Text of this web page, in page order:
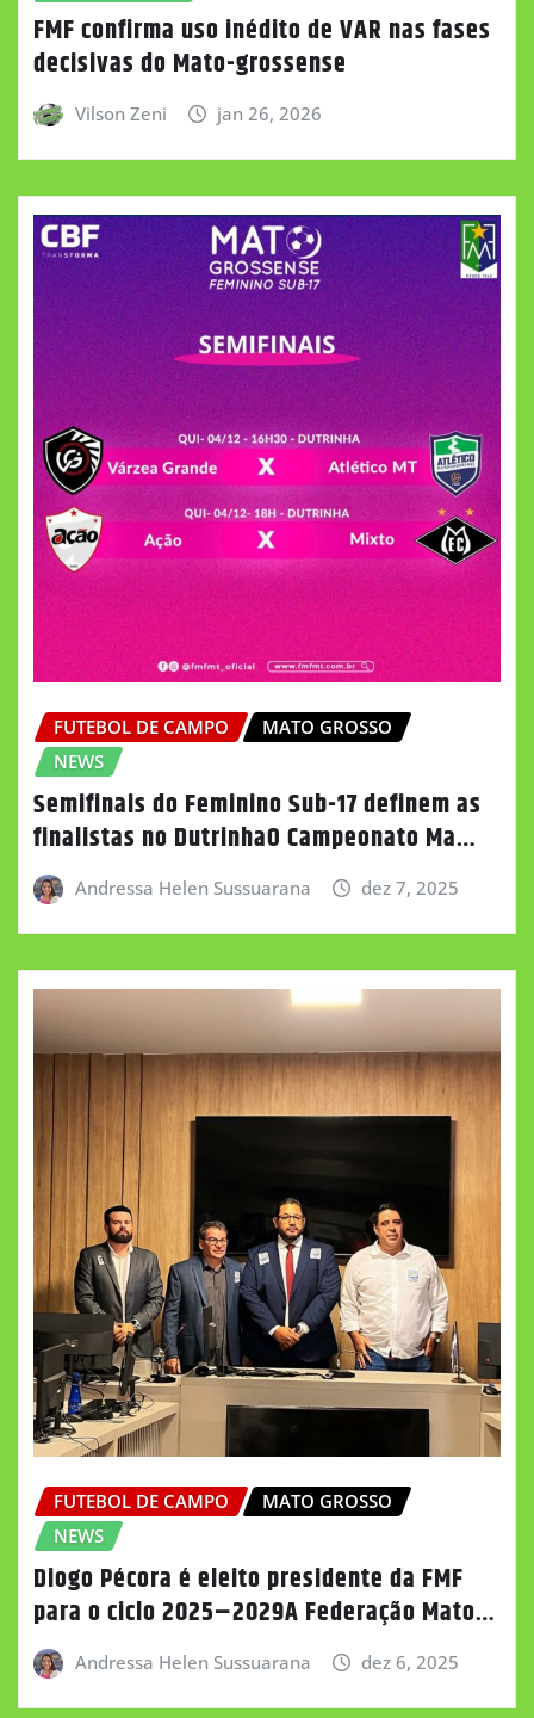
FMF confirma uso inédito de VAR nas fases
decisivas do Mato-grossense
Vilson Zeni jan 26, 2026
FUTEBOL DE CAMPO
MATO GROSSO
NEWS
Semifinais do Feminino Sub-17 definem as
finalistas no DutrinhaO Campeonato Ma…
Andressa Helen Sussuarana dez 7, 2025
FUTEBOL DE CAMPO
MATO GROSSO
NEWS
Diogo Pécora é eleito presidente da FMF
para o ciclo 2025–2029A Federação Mato…
Andressa Helen Sussuarana dez 6, 2025